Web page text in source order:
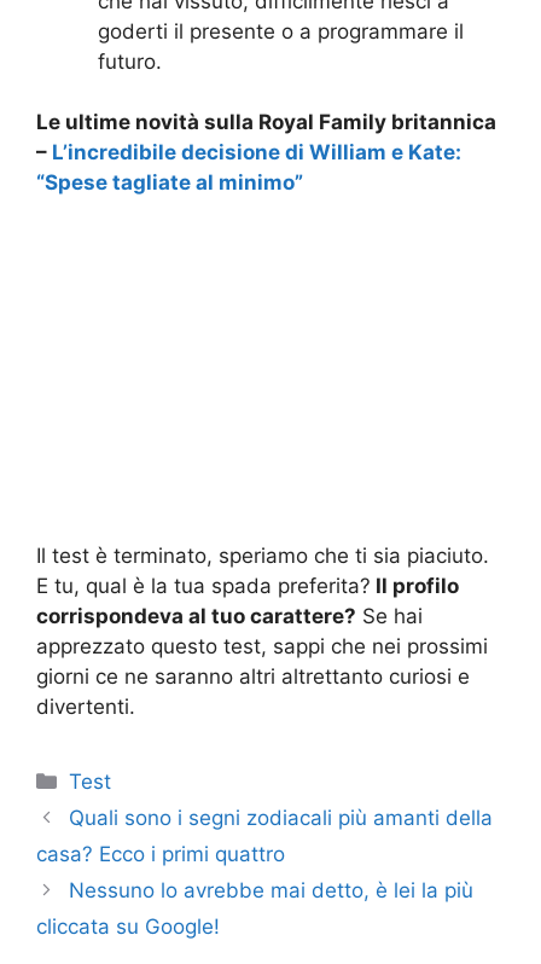
goderti il presente o a programmare il
futuro.
Le ultime novità sulla Royal Family britannica
– L’incredibile decisione di William e Kate:
“Spese tagliate al minimo”
Il test è terminato, speriamo che ti sia piaciuto.
E tu, qual è la tua spada preferita? Il profilo
corrispondeva al tuo carattere? Se hai
apprezzato questo test, sappi che nei prossimi
giorni ce ne saranno altri altrettanto curiosi e
divertenti.
Categorie
Test
Quali sono i segni zodiacali più amanti della
casa? Ecco i primi quattro
Nessuno lo avrebbe mai detto, è lei la più
cliccata su Google!